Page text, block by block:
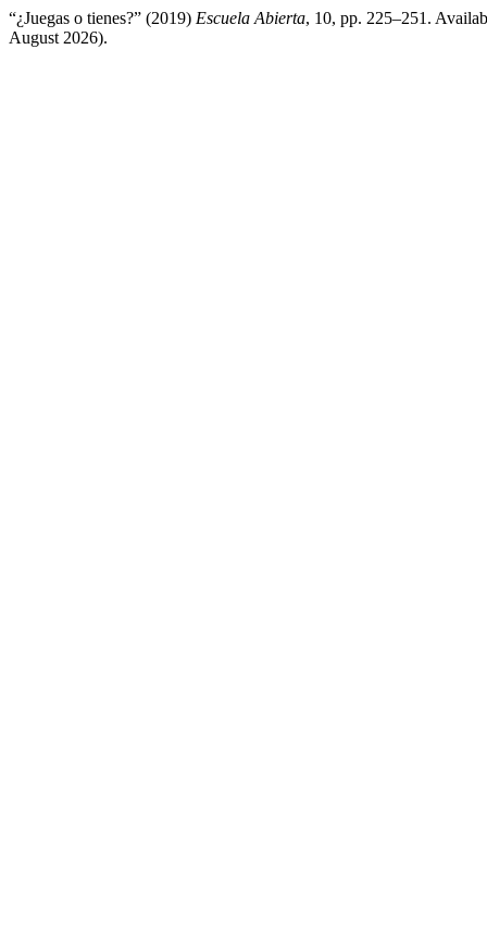
“¿Juegas o tienes?” (2019) Escuela Abierta, 10, pp. 225–251.
August 2026).